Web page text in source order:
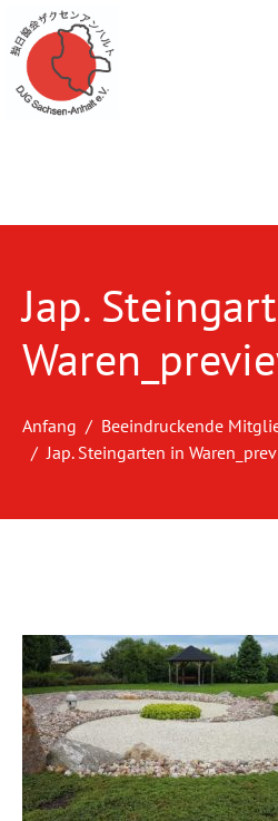
Jap.
Anfang
Beeindruckende
Jap. Steingarten in